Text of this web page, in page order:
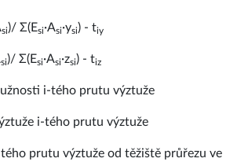
si)/ Σ(Esi·Asi·ysi) - tiy
si)/ Σ(Esi·Asi·zsi) - tiz
i-tého prutu výztuže
i-tého prutu výztuže
prutu výztuže od těžiště průřezu ve